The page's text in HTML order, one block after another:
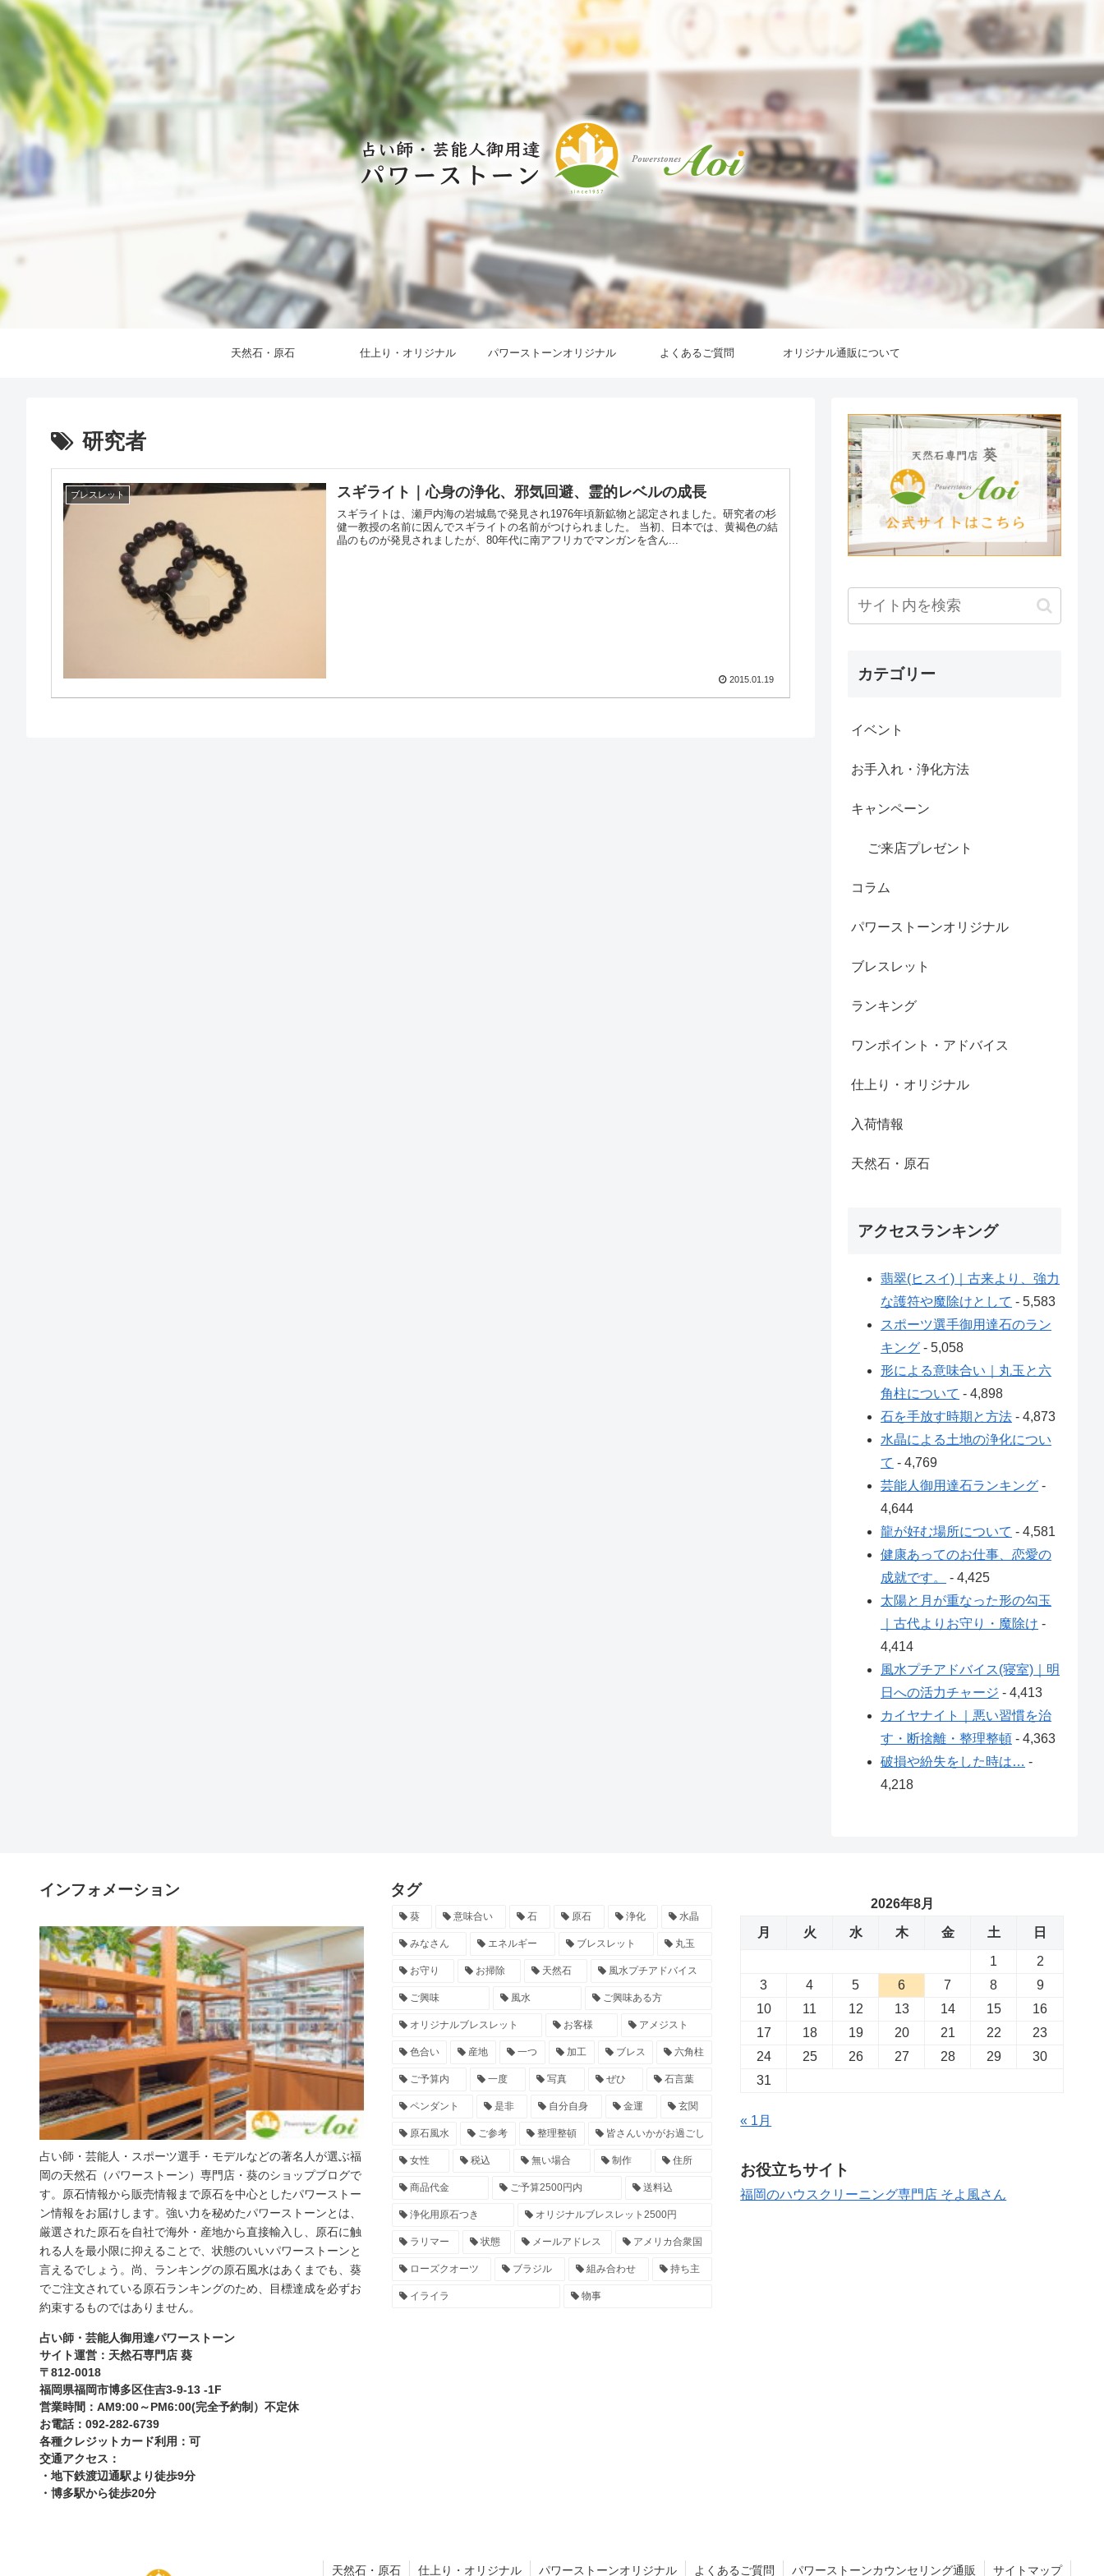
天然石・原石 仕上り・オリジナル パワーストーンオリジナル よくあるご質問 オリジナル通販について
研究者
ブレスレット スギライト｜心身の浄化、邪気回避、霊的レベルの成長
スギライトは、瀬戸内海の岩城島で発見され1976年頃新鉱物と認定されました。研究者の杉
健一教授の名前に因んでスギライトの名前がつけられました。 当初、日本では、黄褐色の結
晶のものが発見されましたが、80年代に南アフリカでマンガンを含ん...
2015.01.19 カテゴリー
イベント
お手入れ・浄化方法
キャンペーン
ご来店プレゼント
コラム
パワーストーンオリジナル
ブレスレット
ランキング
ワンポイント・アドバイス
仕上り・オリジナル
入荷情報
天然石・原石
アクセスランキング
翡翠(ヒスイ)｜古来より、強力
な護符や魔除けとして - 5,583
スポーツ選手御用達石のラン
キング - 5,058
形による意味合い｜丸玉と六
角柱について - 4,898
石を手放す時期と方法 - 4,873
水晶による土地の浄化につい
て - 4,769
芸能人御用達石ランキング -
4,644
龍が好む場所について - 4,581
健康あってのお仕事、恋愛の
成就です。
- 4,425
太陽と月が重なった形の勾玉
｜古代よりお守り・魔除け -
4,414
風水プチアドバイス(寝室)｜明
日への活力チャージ - 4,413
カイヤナイト｜悪い習慣を治
す・断捨離・整理整頓 - 4,363
破損や紛失をした時は… -
4,218
インフォメーション
占い師・芸能人・スポーツ選手・モデルなどの著名人が選ぶ福
岡の天然石（パワーストーン）専門店・葵のショップブログで
す。原石情報から販売情報まで原石を中心としたパワーストー
ン情報をお届けします。強い力を秘めたパワーストーンとは、
厳選された原石を自社で海外・産地から直接輸入し、原石に触
れる人を最小限に抑えることで、状態のいいパワーストーンと
言えるでしょう。尚、ランキングの原石風水はあくまでも、葵
でご注文されている原石ランキングのため、目標達成を必ずお
約束するものではありません。
占い師・芸能人御用達パワーストーン
サイト運営：天然石専門店 葵
〒812-0018
福岡県福岡市博多区住吉3-9-13 -1F
営業時間：AM9:00～PM6:00(完全予約制）不定休
お電話：092-282-6739
各種クレジットカード利用：可
交通アクセス：
・地下鉄渡辺通駅より徒歩9分
・博多駅から徒歩20分
タグ
葵 意味合い 石 原石 浄化 水晶
みなさん エネルギー ブレスレット 丸玉
お守り お掃除 天然石 風水プチアドバイス
ご興味 風水 ご興味ある方
オリジナルブレスレット お客様 アメジスト
色合い 産地 一つ 加工 ブレス 六角柱
ご予算内 一度 写真 ぜひ 石言葉
ペンダント 是非 自分自身 金運 玄関
原石風水 ご参考 整理整頓 皆さんいかがお過ごし
女性 税込 無い場合 制作 住所
商品代金 ご予算2500円内 送料込
浄化用原石つき オリジナルブレスレット2500円
ラリマー 状態 メールアドレス アメリカ合衆国
ローズクオーツ ブラジル 組み合わせ 持ち主
イライラ 物事
2026年8月
月 火 水 木 金 土 日
1
2
3
4 5 6 7 8
9
10
11 12 13 14 15
16
17
18 19 20 21 22
23
24
25 26 27 28 29
30
31
« 1月
お役立ちサイト
福岡のハウスクリーニング専門店 そよ風さん
天然石・原石 仕上り・オリジナル パワーストーンオリジナル よくあるご質問 パワーストーンカウンセリング通販 サイトマップ